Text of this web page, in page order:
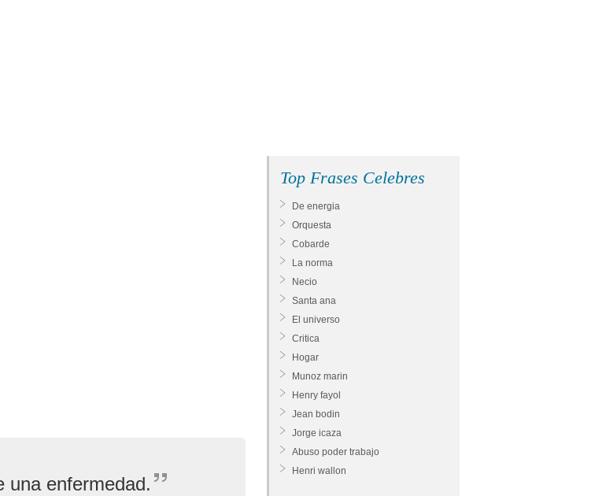
una enfermedad.
Top Frases Celebres
De energia
Orquesta
Cobarde
La norma
Necio
Santa ana
El universo
Critica
Hogar
Munoz marin
Henry fayol
Jean bodin
Jorge icaza
Abuso poder trabajo
Henri wallon